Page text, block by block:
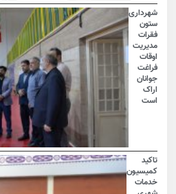
شهرداری
ستون
فقرات
مدیریت
اوقات
فراغت
جوانان
اراک
است
تاکید
کمیسیون
خدمات